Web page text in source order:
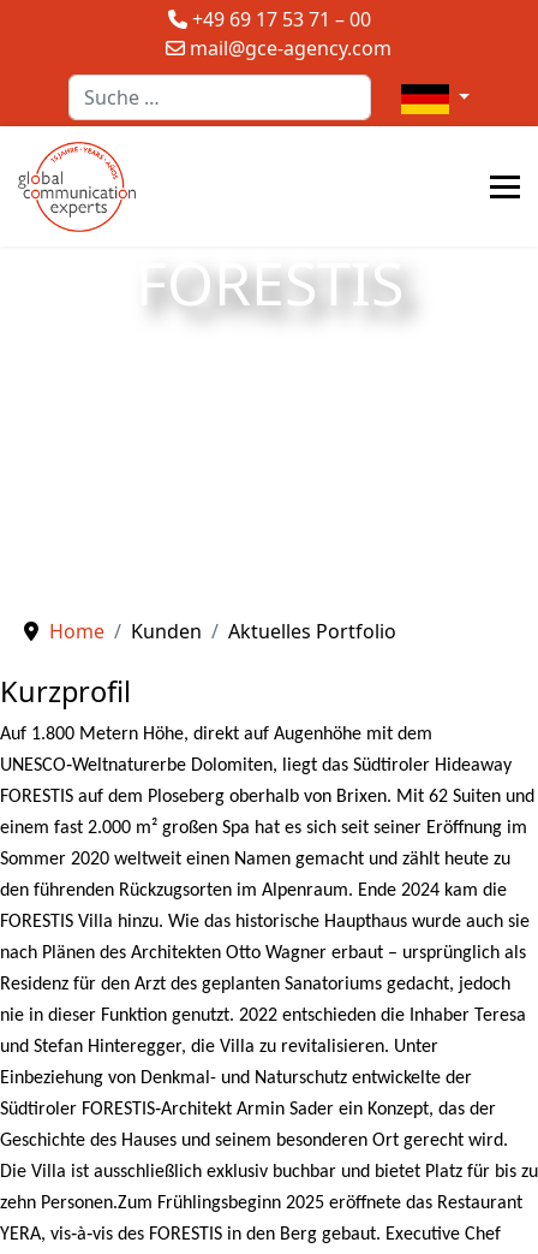
+49 69 17 53 71 – 00
mail@gce-agency.com
Suchen
Sprache
FORESTIS
Home Kunden Aktuelles Portfolio
Kurzprofil
Auf 1.800 Metern Höhe, direkt auf Augenhöhe mit dem
UNESCO‑Weltnaturerbe Dolomiten, liegt das Südtiroler Hideaway
FORESTIS auf dem Ploseberg oberhalb von Brixen. Mit 62 Suiten und
einem fast 2.000 m² großen Spa hat es sich seit seiner Eröffnung im
Sommer 2020 weltweit einen Namen gemacht und zählt heute zu
den führenden Rückzugsorten im Alpenraum. Ende 2024 kam die
FORESTIS Villa hinzu. Wie das historische Haupthaus wurde auch sie
nach Plänen des Architekten Otto Wagner erbaut – ursprünglich als
Residenz für den Arzt des geplanten Sanatoriums gedacht, jedoch
nie in dieser Funktion genutzt. 2022 entschieden die Inhaber Teresa
und Stefan Hinteregger, die Villa zu revitalisieren. Unter
Einbeziehung von Denkmal- und Naturschutz entwickelte der
Südtiroler FORESTIS‑Architekt Armin Sader ein Konzept, das der
Geschichte des Hauses und seinem besonderen Ort gerecht wird.
Die Villa ist ausschließlich exklusiv buchbar und bietet Platz für bis zu
zehn Personen.Zum Frühlingsbeginn 2025 eröffnete das Restaurant
YERA, vis‑à‑vis des FORESTIS in den Berg gebaut. Executive Chef